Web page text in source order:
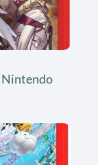
Nintendo